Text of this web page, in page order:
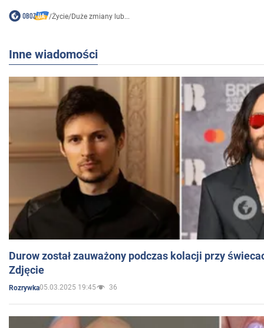
/Życie/Duże zmiany lub...
Inne wiadomości
Durow został zauważony podczas kolacji przy
Zdjęcie
Rozrywka05.03.2025 19:45 36